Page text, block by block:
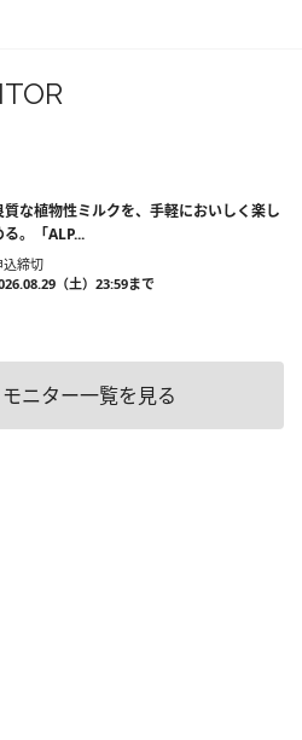
質な植物性ミルクを、手軽においしく楽し
る。「ALP...
込締切
（土）23:59まで
ニター一覧を見る